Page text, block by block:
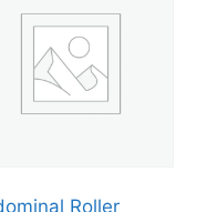
Roller